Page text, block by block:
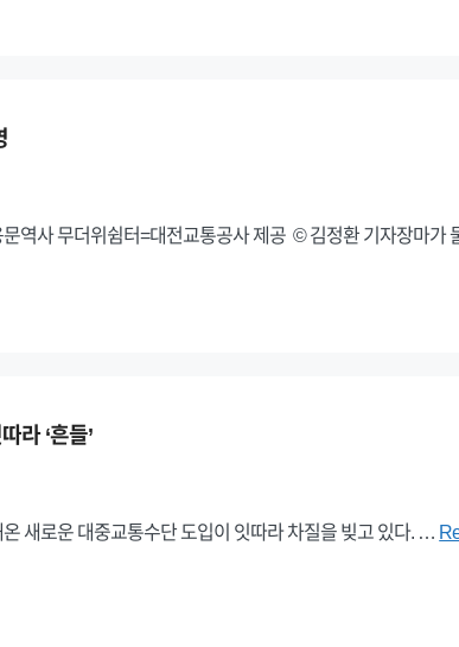
역사 무더위쉼터=대전교통공사 제공 © 김정환 기자장마가
라 ‘흔들’
새로운 대중교통수단 도입이 잇따라 차질을 빚고 있다. …